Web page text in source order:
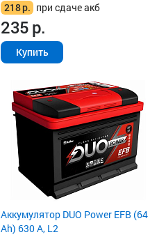
218р. при сдаче акб
235р.
Купить
Аккумулятор DUO Power EFB (64
Ah) 630 А, L2